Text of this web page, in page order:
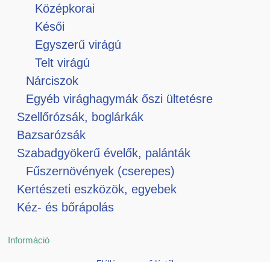
Középkorai
Késői
Egyszerű virágú
Telt virágú
Nárciszok
Egyéb virághagymák őszi ültetésre
Szellőrózsák, boglárkák
Bazsarózsák
Szabadgyökerű évelők, palánták
Fűszernövények (cserepes)
Kertészeti eszközök, egyebek
Kéz- és bőrápolás
Információ